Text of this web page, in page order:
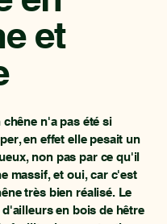
et
chêne n'a pas été si
en effet elle pesait un
non pas par ce qu'il
massif, et oui, car c'est
très bien réalisé. Le
en bois de hêtre